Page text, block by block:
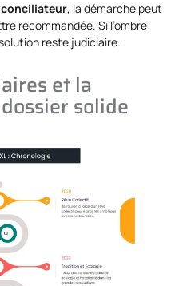
, la démarche peut
recommandée. Si l’ombre
reste judiciaire.
et la
solide